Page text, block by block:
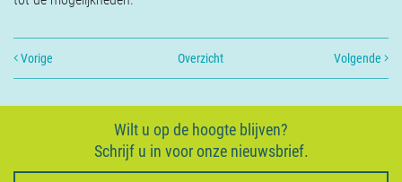
Vorige Overzicht Volgende
Wilt u op de hoogte blijven?
Schrijf u in voor onze nieuwsbrief.